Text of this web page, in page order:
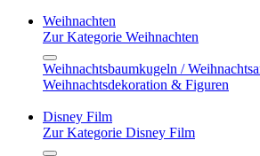
Weihnachten
Zur Kategorie Weihnachten
Weihnachtsbaumkugeln /
Weihnachtsdekoration & Figuren
Disney Film
Zur Kategorie Disney Film